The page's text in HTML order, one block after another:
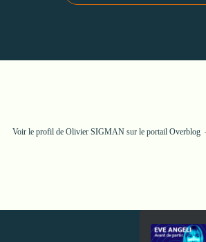
Voir le profil de Olivier SIGMAN sur le portail Overblog